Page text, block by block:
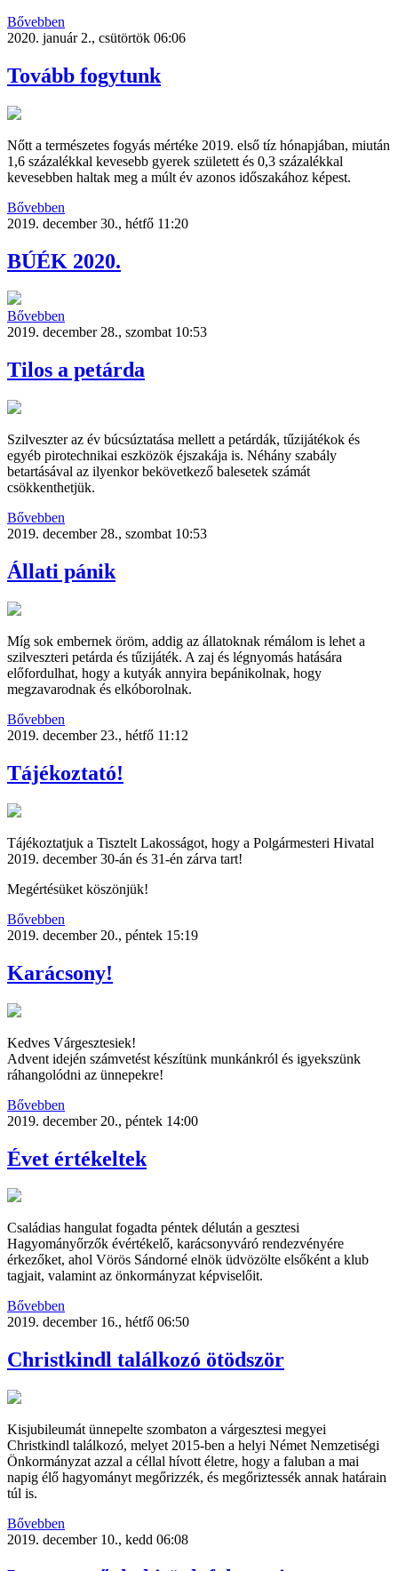
Bővebben
2020. január 2., csütörtök 06:06
Tovább fogytunk
Nőtt a természetes fogyás mértéke 2019. első tíz hónapjában, miután
1,6 százalékkal kevesebb gyerek született és 0,3 százalékkal
kevesebben haltak meg a múlt év azonos időszakához képest.
Bővebben
2019. december 30., hétfő 11:20
BÚÉK 2020.
Bővebben
2019. december 28., szombat 10:53
Tilos a petárda
Szilveszter az év búcsúztatása mellett a petárdák, tűzijátékok és
egyéb pirotechnikai eszközök éjszakája is. Néhány szabály
betartásával az ilyenkor bekövetkező balesetek számát
csökkenthetjük.
Bővebben
2019. december 28., szombat 10:53
Állati pánik
Míg sok embernek öröm, addig az állatoknak rémálom is lehet a
szilveszteri petárda és tűzijáték. A zaj és légnyomás hatására
előfordulhat, hogy a kutyák annyira bepánikolnak, hogy
megzavarodnak és elkóborolnak.
Bővebben
2019. december 23., hétfő 11:12
Tájékoztató!
Tájékoztatjuk a Tisztelt Lakosságot, hogy a Polgármesteri Hivatal
2019. december 30-án és 31-én zárva tart!
Megértésüket köszönjük!
Bővebben
2019. december 20., péntek 15:19
Karácsony!
Kedves Várgesztesiek!
Advent idején számvetést készítünk munkánkról és igyekszünk
ráhangolódni az ünnepekre!
Bővebben
2019. december 20., péntek 14:00
Évet értékeltek
Családias hangulat fogadta péntek délután a gesztesi
Hagyományőrzők évértékelő, karácsonyváró rendezvényére
érkezőket, ahol Vörös Sándorné elnök üdvözölte elsőként a klub
tagjait, valamint az önkormányzat képviselőit.
Bővebben
2019. december 16., hétfő 06:50
Christkindl találkozó ötödször
Kisjubileumát ünnepelte szombaton a várgesztesi megyei
Christkindl találkozó, melyet 2015-ben a helyi Német Nemzetiségi
Önkormányzat azzal a céllal hívott életre, hogy a faluban a mai
napig élő hagyományt megőrizzék, és megőriztessék annak határain
túl is.
Bővebben
2019. december 10., kedd 06:08